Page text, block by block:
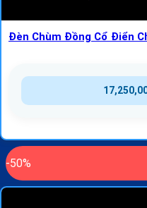
Đèn Chùm Đồng Cổ Điển
-50%